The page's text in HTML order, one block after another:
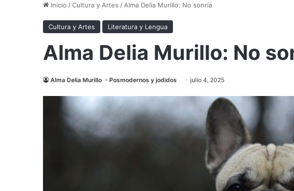
Inicio /Cultura y Artes / Alma Delia Murillo: No sonría
Cultura y Artes Literatura y Lengua
Alma Delia Murillo: No
Alma Delia Murillo - Posmodernos y jodidos julio 4, 2025